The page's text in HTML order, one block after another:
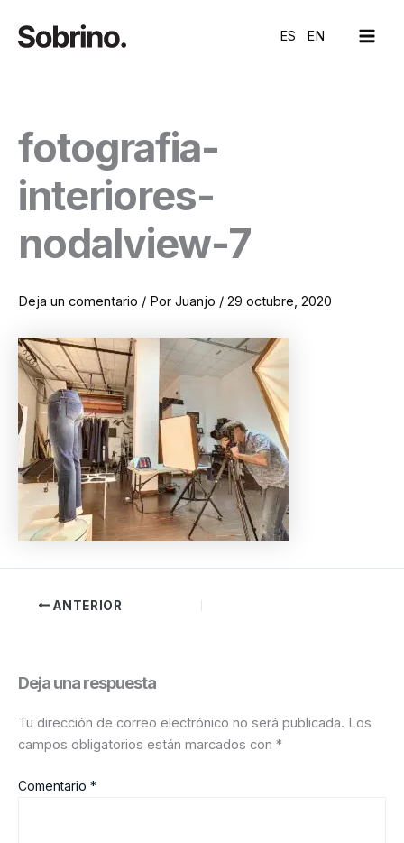
contenido
ES EN
fotografia-
interiores-
nodalview-7
Deja un comentario / Por Juanjo / 29 octubre, 2020
ANTERIOR
Deja una respuesta
Tu dirección de correo electrónico no será publicada. Los
campos obligatorios están marcados con *
Comentario *